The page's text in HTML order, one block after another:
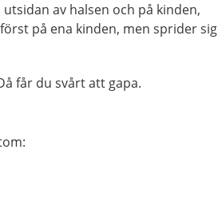
av halsen och på kinden,
på ena kinden, men sprider sig
får du svårt att gapa.